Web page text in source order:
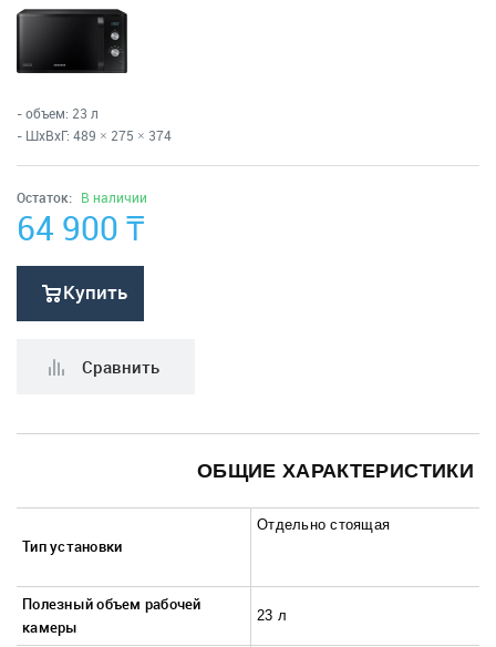
Климатическая техника
Малая бытовая техника
МФУ, Мониторы и Стабилизаторы
Телевизоры, аудио, видео, радары
Товары для дома и сада
- объем: 23 л
- ШхВхГ: 489 × 275 × 374
Остаток: В наличии
64 900₸
Купить
Сравнить
ОБЩИЕ ХАРАКТЕРИСТИКИ
Тип установки
Отдельно стоящая
Полезный объем рабочей
камеры
23 л